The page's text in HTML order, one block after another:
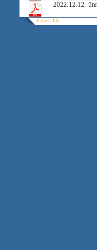
2022.12.12.
Flister 1.6